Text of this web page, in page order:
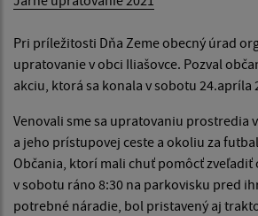
Pri príležitosti Dňa Zeme obecný úrad
upratovanie v obci Iliašovce. Pozval
akciu, ktorá sa konala v sobotu 24.apríla
Venovali sme sa upratovaniu prostredia
a jeho prístupovej ceste a okoliu za
Občania, ktorí mali chuť pomôcť zveľadiť
v sobotu ráno 8:30 na parkovisku pred
potrebné náradie, bol pristavený aj